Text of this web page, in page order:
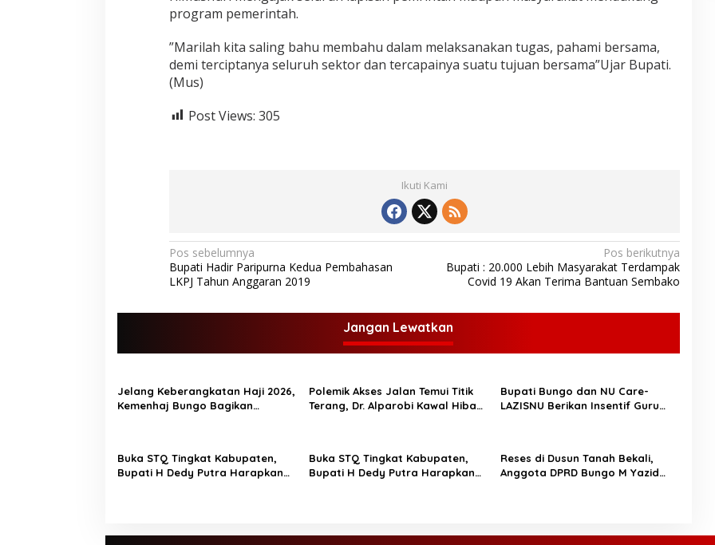
program pemerintah.
”Marilah kita saling bahu membahu dalam melaksanakan tugas, pahami bersama,
demi terciptanya seluruh sektor dan tercapainya suatu tujuan bersama”Ujar Bupati.
(Mus)
Post Views: 305
Ikuti Kami
N
a
s
i
o
s
Pos sebelumnya
Bupati Hadir Paripurna Kedua Pembahasan
LKPJ Tahun Anggaran 2019
Pos berikutnya
Bupati : 20.000 Lebih Masyarakat Terdampak
Covid 19 Akan Terima Bantuan Sembako
Jangan Lewatkan
Jelang Keberangkatan Haji 2026,
Kemenhaj Bungo Bagikan
Polemik Akses Jalan Temui Titik
Terang, Dr. Alparobi Kawal Hibah
Bupati Bungo dan NU Care-
LAZISNU Berikan Insentif Guru
Buka STQ Tingkat Kabupaten,
Bupati H Dedy Putra Harapkan
Buka STQ Tingkat Kabupaten,
Bupati H Dedy Putra Harapkan
Reses di Dusun Tanah Bekali,
Anggota DPRD Bungo M Yazid